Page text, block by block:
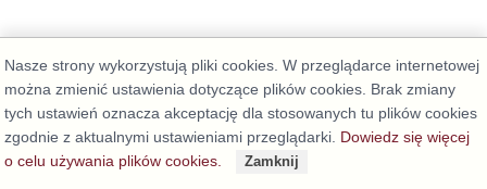
Nasze strony wykorzystują pliki cookies. W przeglądarce internetowej
można zmienić ustawienia dotyczące plików cookies. Brak zmiany
tych ustawień oznacza akceptację dla stosowanych tu plików cookies
zgodnie z aktualnymi ustawieniami przeglądarki. Dowiedz się więcej
o celu używania plików cookies.